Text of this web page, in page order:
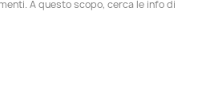
A questo scopo, cerca le info di